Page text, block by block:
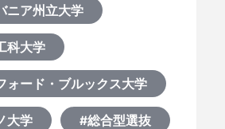
ニア州立大学
科大学
ォード・ブルックス大学
大学 #総合型選抜